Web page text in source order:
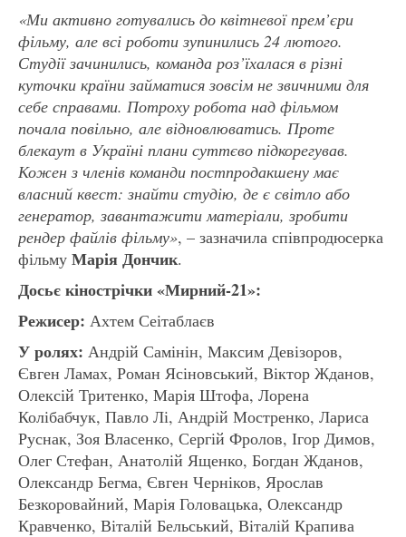
«Ми активно готувались до квітневої прем’єри
фільму, але всі роботи зупинились 24 лютого.
Студії зачинились, команда роз’їхалася в різні
куточки країни займатися зовсім не звичними для
себе справами. Потроху робота над фільмом
почала повільно, але відновлюватись. Проте
блекаут в Україні плани суттєво підкорегував.
Кожен з членів команди постпродакшену має
власний квест: знайти студію, де є світло або
генератор, завантажити матеріали, зробити
рендер файлів фільму», – зазначила співпродюсерка
фільму Марія Дончик.
Досьєкінострічки«Мирний-21»:
Режисер: Ахтем Сеітаблаєв
У ролях: Андрій Самінін, Максим Девізоров,
Євген Ламах, Роман Ясіновський, Віктор Жданов,
Олексій Тритенко, Марія Штофа, Лорена
Колібабчук, Павло Лі, Андрій Мостренко, Лариса
Руснак, Зоя Власенко, Сергій Фролов, Ігор Димов,
Олег Стефан, Анатолій Ященко, Богдан Жданов,
Олександр Бегма, Євген Черніков, Ярослав
Безкоровайний, Марія Головацька, Олександр
Кравченко, Віталій Бельський, Віталій Крапива